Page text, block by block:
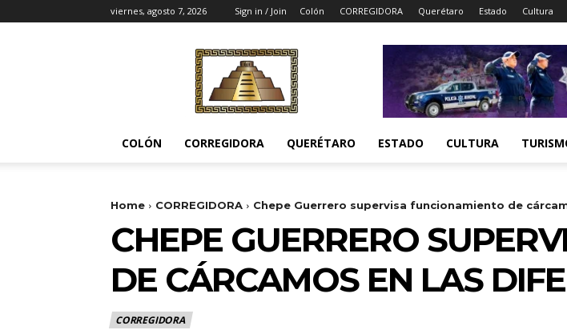
viernes, agosto 7, 2026 Sign in / Join Colón CORREGIDORA Querétaro Estado Cultura
Noticias
del
Pueblito
COLÓN CORREGIDORA QUERÉTARO ESTADO CULTURA
Home CORREGIDORA Chepe Guerrero supervisa funcionamiento de
CHEPE GUERRERO
DE CÁRCAMOS EN LAS
CORREGIDORA